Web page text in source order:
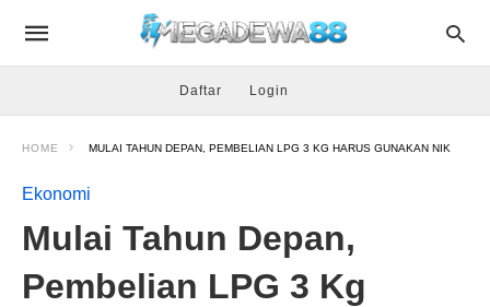
Daftar Login
HOME MULAI TAHUN DEPAN, PEMBELIAN LPG 3 KG HARUS GUNAKAN NIK
Ekonomi
Mulai Tahun Depan,
Pembelian LPG 3 Kg